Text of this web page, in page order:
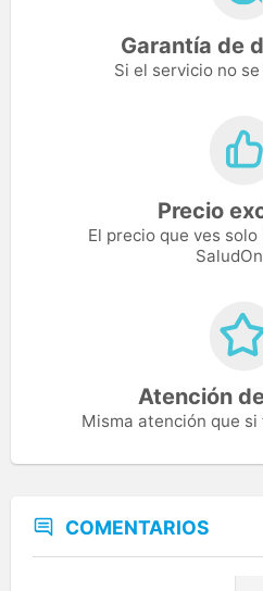
Garantía de
Si el servicio no
Precio
El precio que ves
Atención
Misma atención que
COMENTARIOS